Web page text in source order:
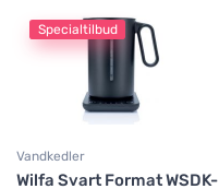
Specialtilbud
Vandkedler
Wilfa Svart Format WSDK-